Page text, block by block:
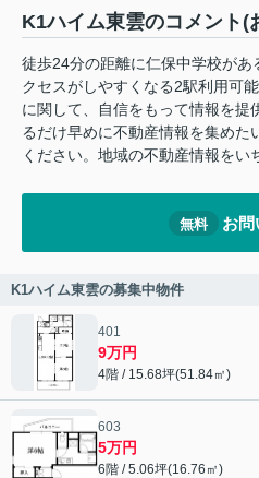
K1ハイム東雲のコメント(
徒歩24分の距離に仁保中学校が
クセスがしやすくなる2駅利用可
に関して、自信をもって情報を提
るだけ早めに不動産情報を集めた
ください。地域の不動産情報をい
無料 お問
K1ハイム東雲の募集中物件
401
9万円
4階 / 15.68坪(51.84㎡)
603
5万円
6階 / 5.06坪(16.76㎡)